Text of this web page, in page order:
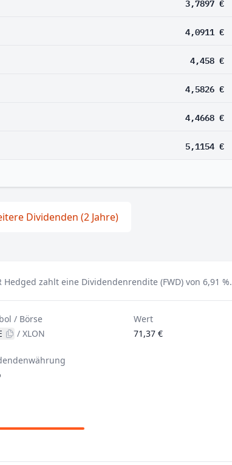
4,0911 €
4,458 €
4,5826 €
4,4668 €
5,1154 €
Dividenden (2 Jahre)
Hedged zahlt eine Dividendenrendite (FWD) von 6,91 %.
/ Börse
/XLON
Wert
71,37 €